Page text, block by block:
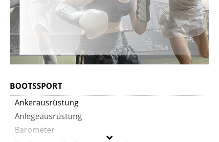
BOOTSSPORT
Ankerausrüstung
Anlegeausrüstung
Barometer